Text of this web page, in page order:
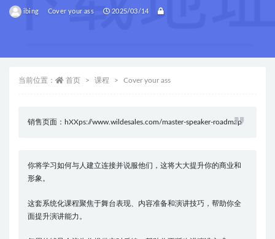
ibing Cover your ass 2025/03/14
当前位置： 首页 课程 Cover your ass
销售页面：hXXps://www.wildesales.com/master-speaker-roadmap
你将学习如何与人建立连接并说服他们，这将大大提升你的商业和
形象。
这套系统化课程聚焦于舞台表现、内容准备和演讲技巧，帮助你全
面提升演讲能力。